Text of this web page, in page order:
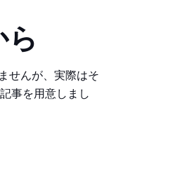
せんが、実際はそ
事を用意しまし